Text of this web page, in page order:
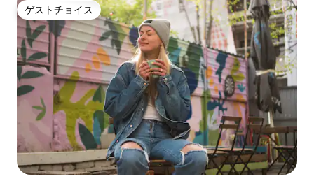
ゲストチョイス
ゲストチョイス